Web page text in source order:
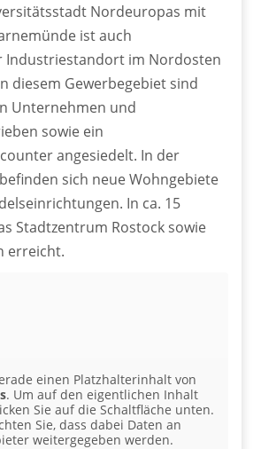
Nordeuropas mit
ist auch
Industriestandort im Nordosten
diesem Gewerbegebiet sind
Unternehmen und
sowie ein
angesiedelt. In der
sich neue Wohngebiete
In ca. 15
Stadtzentrum Rostock sowie
erreicht.
einen Platzhalterinhalt von
. Um auf den eigentlichen Inhalt
Sie auf die Schaltfläche unten.
Sie, dass dabei Daten an
weitergegeben werden.